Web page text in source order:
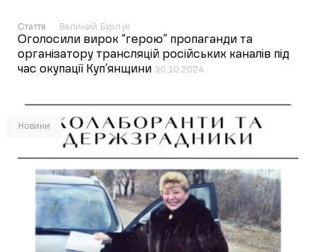
Стаття Великий Бурлук
Оголосили вирок “герою” пропаганди та
організатору трансляцій російських каналів під
час окупації Куп’янщини 30.10.2024
Новини